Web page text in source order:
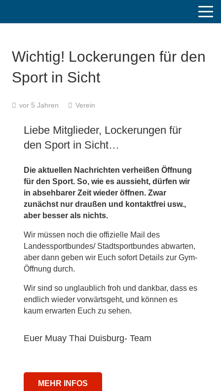
Wichtig! Lockerungen für den
Sport in Sicht
vor 5 Jahren Verein
Liebe Mitglieder, Lockerungen für
den Sport in Sicht…
Die aktuellen Nachrichten verheißen Öffnung
für den Sport. So, wie es aussieht, dürfen wir
in absehbarer Zeit wieder öffnen. Zwar
zunächst nur draußen und kontaktfrei usw.,
aber besser als nichts.
Wir müssen noch die offizielle Mail des
Landessportbundes/ Stadtsportbundes abwarten,
aber dann geben wir Euch sofort Details zur Gym-
Öffnung durch.
Wir sind so unglaublich froh und dankbar, dass es
endlich wieder vorwärtsgeht, und können es
kaum erwarten Euch zu sehen.
Euer Muay Thai Duisburg- Team
MEHR INFOS